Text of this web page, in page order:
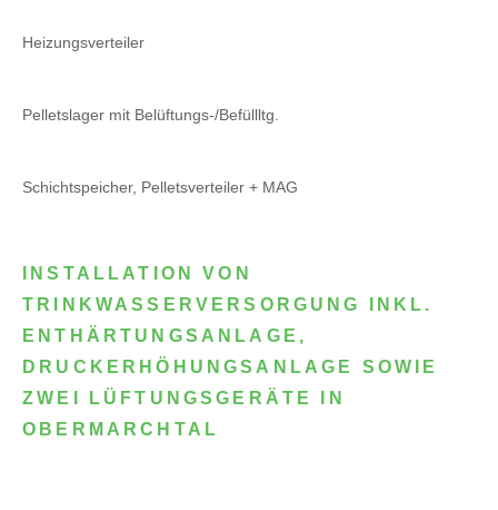
Heizungsverteiler
Pelletslager mit Belüftungs-/Befüllltg.
Schichtspeicher, Pelletsverteiler + MAG
INSTALLATION VON
TRINKWASSERVERSORGUNG INKL.
ENTHÄRTUNGSANLAGE,
DRUCKERHÖHUNGSANLAGE SOWIE
ZWEI LÜFTUNGSGERÄTE IN
OBERMARCHTAL